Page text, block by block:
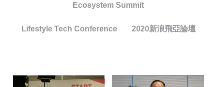
Ecosystem Summit
Lifestyle Tech Conference 2020新浪飛亞論壇